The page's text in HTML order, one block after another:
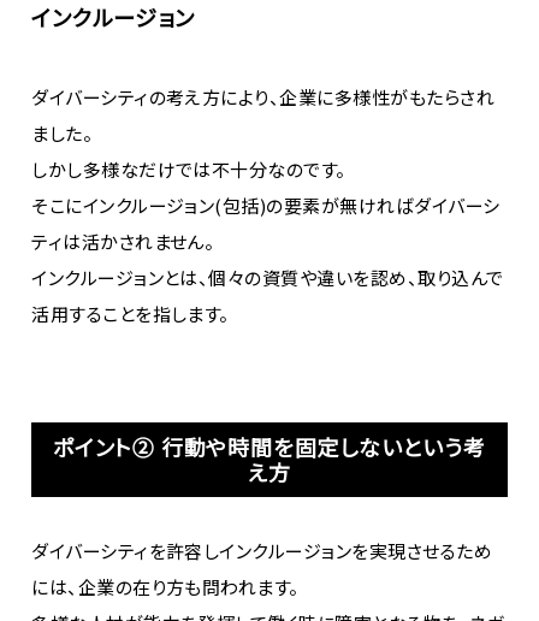
インクルージョン
ダイバーシティの考え方により、企業に多様性がもたらされ
ました。
しかし多様なだけでは不十分なのです。
そこにインクルージョン(包括)の要素が無ければダイバーシ
ティは活かされません。
インクルージョンとは、個々の資質や違いを認め、取り込んで
活用することを指します。
ポイント② 行動や時間を固定しないという考
え方
ダイバーシティを許容しインクルージョンを実現させるため
には、企業の在り方も問われます。